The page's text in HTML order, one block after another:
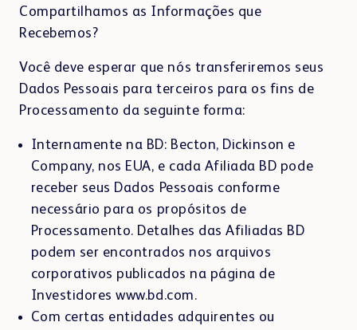
Compartilhamos as Informações que
Recebemos?
Você deve esperar que nós transferiremos seus
Dados Pessoais para terceiros para os fins de
Processamento da seguinte forma:
Internamente na BD: Becton, Dickinson e
Company, nos EUA, e cada Afiliada BD pode
receber seus Dados Pessoais conforme
necessário para os propósitos de
Processamento. Detalhes das Afiliadas BD
podem ser encontrados nos arquivos
corporativos publicados na página de
Investidores www.bd.com.
Com certas entidades adquirentes ou